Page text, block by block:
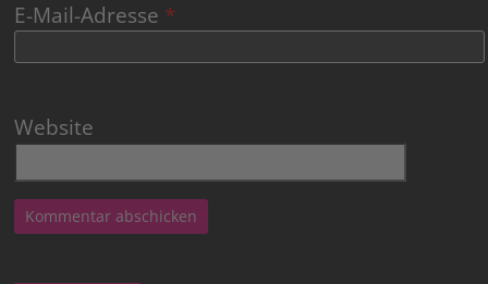
E-Mail-Adresse *
Website